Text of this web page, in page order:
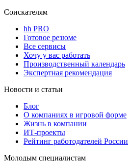
Соискателям
hh PRO
Готовое резюме
Все сервисы
Хочу у вас работать
Производственный календарь
Экспертная рекомендация
Новости и статьи
Блог
О компаниях в игровой форме
Жизнь в компании
ИТ-проекты
Рейтинг работодателей России
Молодым специалистам